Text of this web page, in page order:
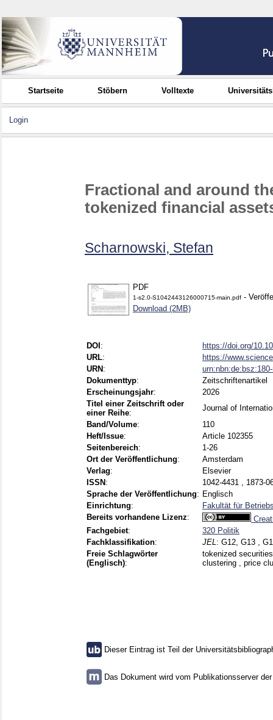
Startseite Stöbern Volltexte
Login
Fractional and around
tokenized financial
Scharnowski, Stefan
PDF
1-s2.0-S1042443126000715-main.pdf -
Download (2MB)
DOI :
https://doi.org/
URL:
https://
URN :
Dokumenttyp:
Zeitschriftenartikel
Erscheinungsjahr:
2026
Titel einer Zeitschrift oder
einer Reihe:
Journal of
Band/Volume:
110
Heft/Issue:
Article 102355
Seitenbereich:
1-26
Ort der Veröffentlichung:
Amsterdam
Verlag:
Elsevier
ISSN :
1042-4431 , 1873-
Sprache der Veröffentlichung: Englisch
Einrichtung:
Fakultät für
Bereits vorhandene Lizenz:
Fachgebiet:
320 Politik
Fachklassifikation: JEL: G12, G13 ,
Freie Schlagwörter
(Englisch):
tokenized
clustering , price
Dieser Eintrag ist Teil der
Das Dokument wird vom Publikationsserver